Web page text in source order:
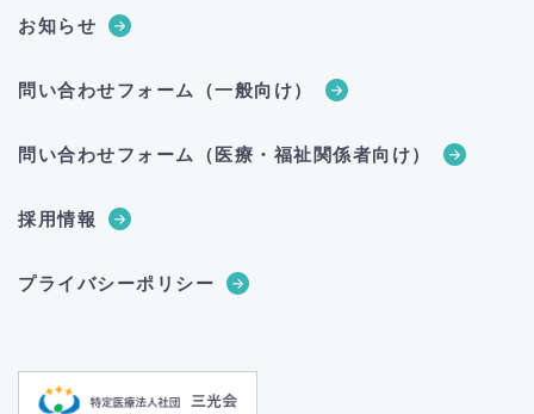
お知らせ
問い合わせフォーム（一般向け）
問い合わせフォーム（医療・福祉関係者向け）
採用情報
プライバシーポリシー